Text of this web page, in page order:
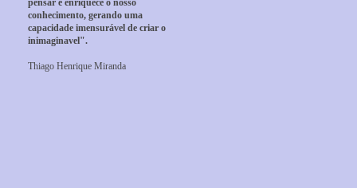
pensar e enriquece o nosso
conhecimento, gerando uma
capacidade imensurável de criar o
inimaginavel".
Thiago Henrique Miranda